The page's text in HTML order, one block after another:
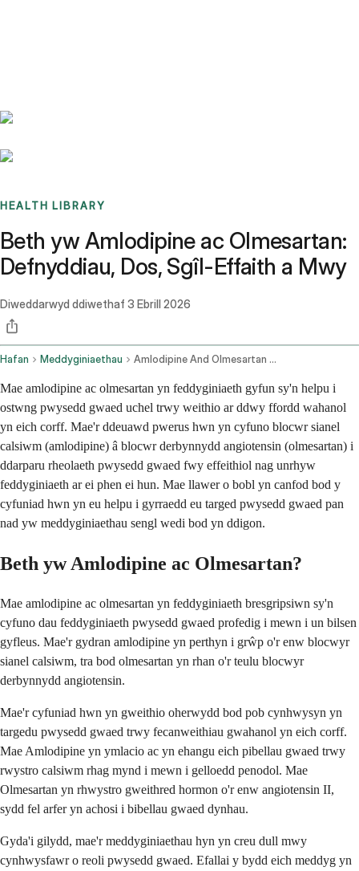
HEALTH LIBRARY
Beth yw Amlodipine ac Olmesartan:
Defnyddiau, Dos, Sgîl-Effaith a Mwy
Diweddarwyd ddiwethaf 3 Ebrill 2026
Hafan Meddyginiaethau Amlodipine And Olmesartan Oral Route
Mae amlodipine ac olmesartan yn feddyginiaeth gyfun sy'n helpu i
ostwng pwysedd gwaed uchel trwy weithio ar ddwy ffordd wahanol
yn eich corff. Mae'r ddeuawd pwerus hwn yn cyfuno blocwr sianel
calsiwm (amlodipine) â blocwr derbynnydd angiotensin (olmesartan) i
ddarparu rheolaeth pwysedd gwaed fwy effeithiol nag unrhyw
feddyginiaeth ar ei phen ei hun. Mae llawer o bobl yn canfod bod y
cyfuniad hwn yn eu helpu i gyrraedd eu targed pwysedd gwaed pan
nad yw meddyginiaethau sengl wedi bod yn ddigon.
Beth yw Amlodipine ac Olmesartan?
Mae amlodipine ac olmesartan yn feddyginiaeth bresgripsiwn sy'n
cyfuno dau feddyginiaeth pwysedd gwaed profedig i mewn i un bilsen
gyfleus. Mae'r gydran amlodipine yn perthyn i grŵp o'r enw blocwyr
sianel calsiwm, tra bod olmesartan yn rhan o'r teulu blocwyr
derbynnydd angiotensin.
Mae'r cyfuniad hwn yn gweithio oherwydd bod pob cynhwysyn yn
targedu pwysedd gwaed trwy fecanweithiau gwahanol yn eich corff.
Mae Amlodipine yn ymlacio ac yn ehangu eich pibellau gwaed trwy
rwystro calsiwm rhag mynd i mewn i gelloedd penodol. Mae
Olmesartan yn rhwystro gweithred hormon o'r enw angiotensin II,
sydd fel arfer yn achosi i bibellau gwaed dynhau.
Gyda'i gilydd, mae'r meddyginiaethau hyn yn creu dull mwy
cynhwysfawr o reoli pwysedd gwaed. Efallai y bydd eich meddyg yn